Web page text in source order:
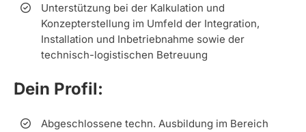
Unterstützung bei der Kalkulation und
Konzepterstellung im Umfeld der Integration,
Installation und Inbetriebnahme sowie der
technisch-logistischen Betreuung
Dein Profil:
Abgeschlossene techn. Ausbildung im Bereich